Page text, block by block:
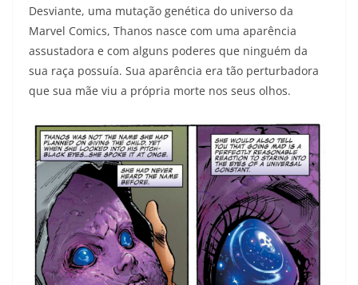
Desviante, uma mutação genética do universo da
Marvel Comics, Thanos nasce com uma aparência
assustadora e com alguns poderes que ninguém da
sua raça possuía. Sua aparência era tão perturbadora
que sua mãe viu a própria morte nos seus olhos.